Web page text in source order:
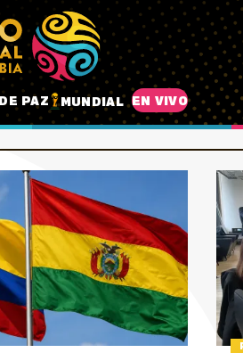
PAZ MUNDIAL EN VIVO